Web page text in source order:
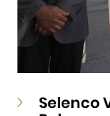
Selenco